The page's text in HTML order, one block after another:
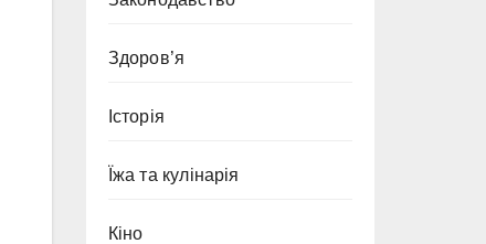
Здоров’я
Історія
Їжа та кулінарія
Кіно